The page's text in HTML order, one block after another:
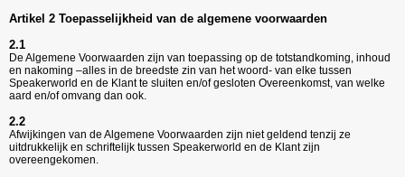
Artikel 2 Toepasselijkheid van de algemene voorwaarden
2.1
De Algemene Voorwaarden zijn van toepassing op de totstandkoming, inhoud
en nakoming –alles in de breedste zin van het woord- van elke tussen
Speakerworld en de Klant te sluiten en/of gesloten Overeenkomst, van welke
aard en/of omvang dan ook.
2.2
Afwijkingen van de Algemene Voorwaarden zijn niet geldend tenzij ze
uitdrukkelijk en schriftelijk tussen Speakerworld en de Klant zijn
overeengekomen.